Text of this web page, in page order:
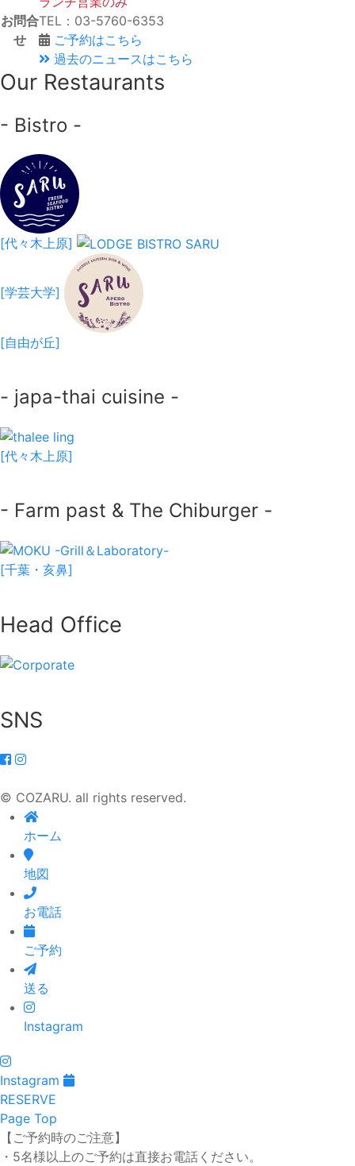
お問合
せ
TEL：03-5760-6353
ご予約はこちら
過去のニュースはこちら
Our Restaurants
- Bistro -
[代々木上原]
[学芸大学]
[自由が丘]
- japa-thai cuisine -
[代々木上原]
- Farm past & The Chiburger -
[千葉・亥鼻]
Head Office
SNS
© COZARU. all rights reserved.
ホーム
地図
お電話
ご予約
送る
Instagram
Instagram
RESERVE
Page Top
【ご予約時のご注意】
・5名様以上のご予約は直接お電話ください。